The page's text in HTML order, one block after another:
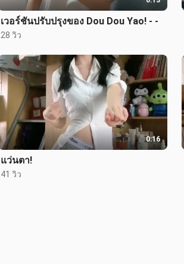
เวอร์ชันปรับปรุงของ Dou Dou Yao! - -
28 วิว
0:16
แว่นตา!
41 วิว